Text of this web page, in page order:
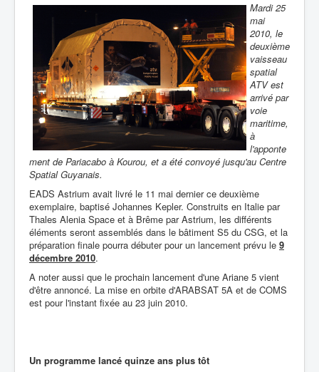
Mardi 25
mai
2010, le
deuxième
vaisseau
spatial
ATV est
arrivé par
voie
maritime,
à
l'apponte
ment de Pariacabo à Kourou, et a été convoyé jusqu'au Centre
Spatial Guyanais.
EADS Astrium avait livré le 11 mai dernier ce deuxième
exemplaire, baptisé Johannes Kepler. Construits en Italie par
Thales Alenia Space et à Brême par Astrium, les différents
éléments seront assemblés dans le bâtiment S5 du CSG, et la
préparation finale pourra débuter pour un lancement prévu le 9
décembre 2010.
A noter aussi que le prochain lancement d'une Ariane 5 vient
d'être annoncé. La mise en orbite d'ARABSAT 5A et de COMS
est pour l'instant fixée au 23 juin 2010.
Un programme lancé quinze ans plus tôt